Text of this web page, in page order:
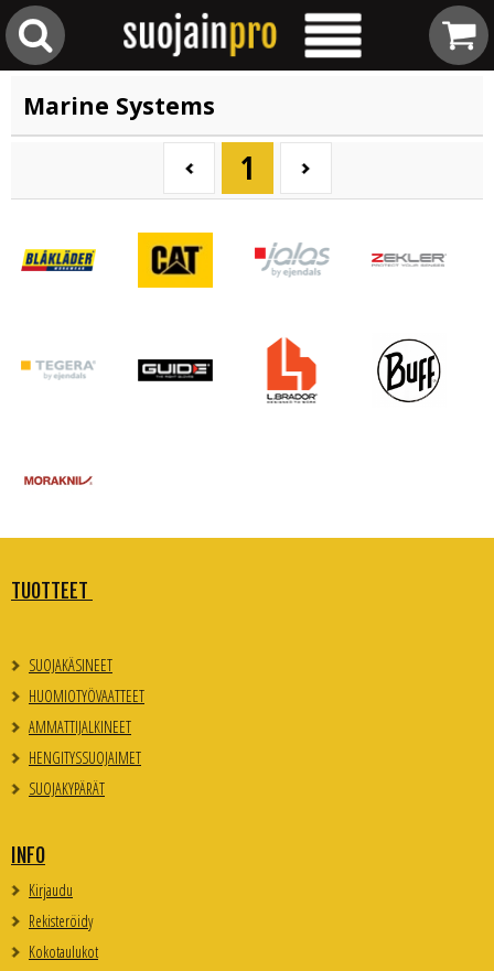
Marine Systems
1
TUOTTEET
SUOJAKÄSINEET
HUOMIOTYÖVAATTEET
AMMATTIJALKINEET
HENGITYSSUOJAIMET
SUOJAKYPÄRÄT
INFO
Kirjaudu
Rekisteröidy
Kokotaulukot